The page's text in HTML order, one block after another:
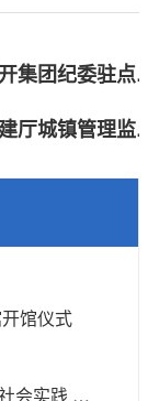
鲁控科技召开集团纪委驻点监督反馈问题整改工作专题调度会——以实质见效为导向推动整改问题清仓见底
黑龙江省住建厅城镇管理监督处处长艾锦飞一行莅临鲁控环保科技（绥化）有限公司检查指导工作
馆仪式
一线动态 | 鲁控太仓携手政企校开展社会实践 以AI赋能绿色发展